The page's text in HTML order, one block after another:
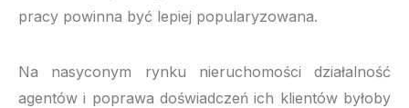
pracy powinna być lepiej popularyzowana.
Na nasyconym rynku nieruchomości działalność
agentów i poprawa doświadczeń ich klientów byłoby